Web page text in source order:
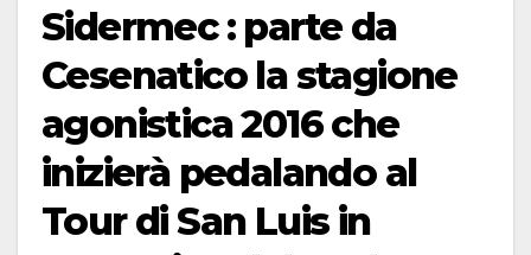
Sidermec : parte da
Cesenatico la stagione
agonistica 2016 che
inizierà pedalando al
Tour di San Luis in